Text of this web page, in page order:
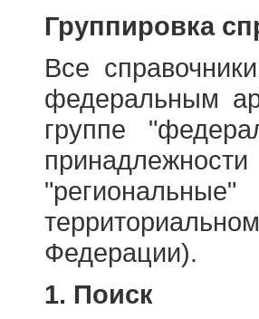
Группировка
Все
федеральным
группе
Федерации).
1. Поиск